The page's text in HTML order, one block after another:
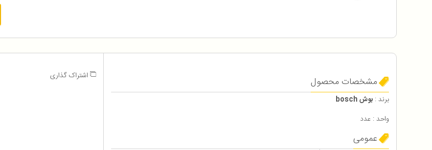
مشخصات محصول
برند : بوش bosch
واحد : عدد
عمومی
اشتراک گذاری